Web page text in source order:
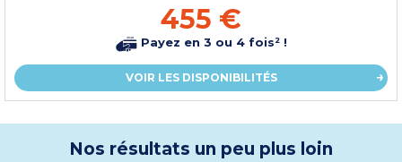
455 €
Payez en 3 ou 4 fois² !
VOIR LES DISPONIBILITÉS
Nos résultats un peu plus loin